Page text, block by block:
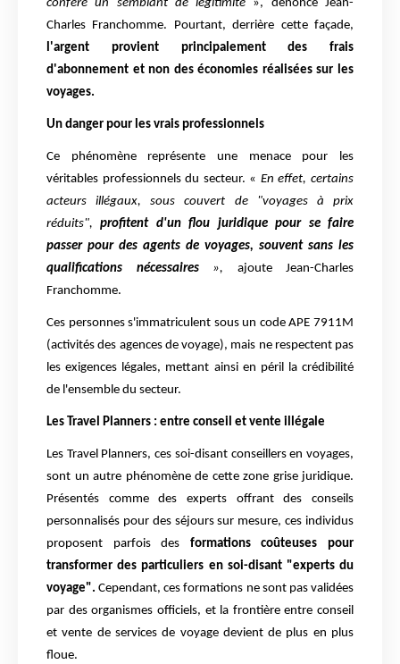
confère un semblant de légitimité », dénonce Jean-
Charles Franchomme. Pourtant, derrière cette façade,
l'argent provient principalement des frais
d'abonnement et non des économies réalisées sur les
voyages.
Un danger pour les vrais professionnels
Ce phénomène représente une menace pour les
véritables professionnels du secteur. « En effet, certains
acteurs illégaux, sous couvert de "voyages à prix
réduits",profitent d'un flou juridique pour se faire
passer pour des agents de voyages, souvent sans les
qualifications nécessaires», ajoute Jean-Charles
Franchomme.
Ces personnes s'immatriculent sous un code APE 7911M
(activités des agences de voyage), mais ne respectent pas
les exigences légales, mettant ainsi en péril la crédibilité
de l'ensemble du secteur.
Les Travel Planners : entre conseil et vente illégale
Les Travel Planners, ces soi-disant conseillers en voyages,
sont un autre phénomène de cette zone grise juridique.
Présentés comme des experts offrant des conseils
personnalisés pour des séjours sur mesure, ces individus
proposent parfois des formations coûteuses pour
transformer des particuliers en soi-disant "experts du
voyage". Cependant, ces formations ne sont pas validées
par des organismes officiels, et la frontière entre conseil
et vente de services de voyage devient de plus en plus
floue.